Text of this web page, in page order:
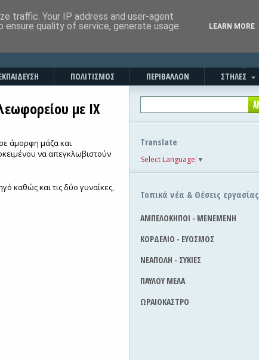
ΠΟΛΙΤΙΣΜΟΣ ΠΕΡΙΒΑΛΛΟΝ ΣΤΗΛΕΣ
με ΙΧ
άμορφη μάζα και
να απεγκλωβιστούν
καθώς και τις δύο γυναίκες,
Translate
Select Language ▼
Τοπικά νέα & Θέσεις εργασίας
ΑΜΠΕΛΟΚΗΠΟΙ - ΜΕΝΕΜΕΝΗ
ΚΟΡΔΕΛΙΟ - ΕΥΟΣΜΟΣ
ΝΕΑΠΟΛΗ - ΣΥΚΙΕΣ
ΠΑΥΛΟΥ ΜΕΛΑ
ΩΡΑΙΟΚΑΣΤΡΟ
traffic. Your IP address and user-agent
quality of service, generate usage
LEARN MORE